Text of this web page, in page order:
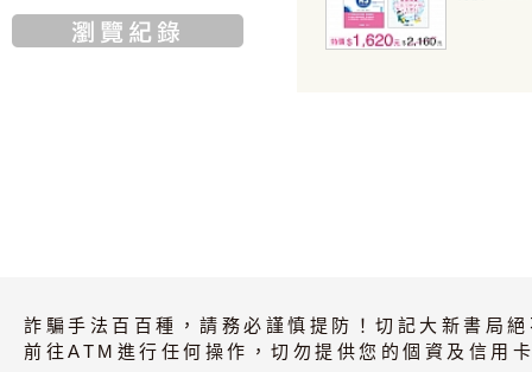
詐騙手法百百種，請務必謹慎提防！切記大新書局
前往ATM進行任何操作，切勿提供您的個資及信用